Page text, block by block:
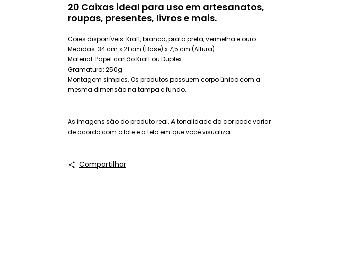
20 Caixas ideal para uso em artesanatos,
roupas, presentes, livros e mais.
Cores disponíveis: Kraft, branca, prata preta, vermelha e ouro.
Medidas: 34 cm x 21 cm (Base) x 7,5 cm (Altura)
Material: Papel cartão Kraft ou Duplex.
Gramatura: 250g.
Montagem simples. Os produtos possuem corpo único com a
mesma dimensão na tampa e fundo.
As imagens são do produto real. A tonalidade da cor pode variar
de acordo com o lote e a tela em que você visualiza.
Compartilhar